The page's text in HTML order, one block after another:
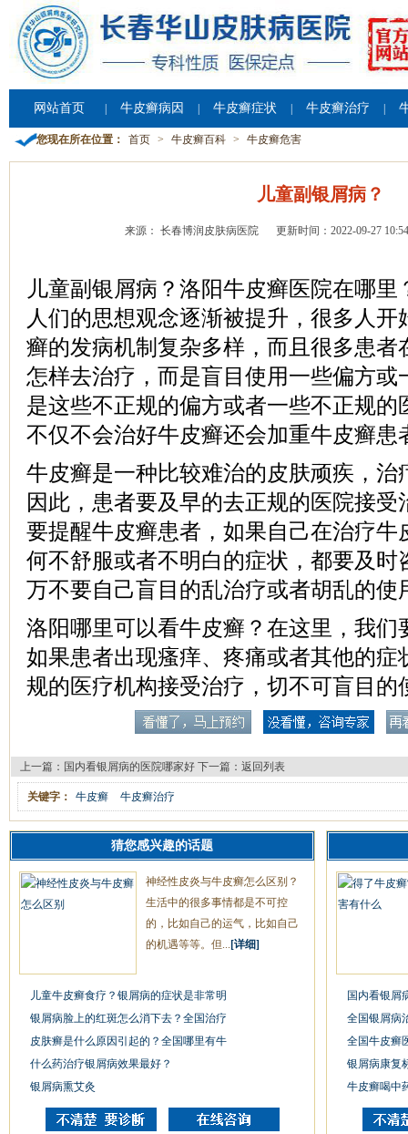
网站首页 牛皮癣病因 牛皮癣症状 牛皮癣治疗
您现在所在位置： 首页 > 牛皮癣百科 > 牛皮癣危害
儿童副银屑病？
来源： 长春博润皮肤病医院 更新时间：2022-09-27
儿童副银屑病？洛阳牛皮癣医院在哪
人们的思想观念逐渐被提升，很多人
癣的发病机制复杂多样，而且很多患者
怎样去治疗，而是盲目使用一些偏方或
是这些不正规的偏方或者一些不正规的
不仅不会治好牛皮癣还会加重牛皮癣患
牛皮癣是一种比较难治的皮肤顽疾，治
因此，患者要及早的去正规的医院接受
要提醒牛皮癣患者，如果自己在治疗牛
何不舒服或者不明白的症状，都要及时
万不要自己盲目的乱治疗或者胡乱的使
洛阳哪里可以看牛皮癣？在这里，我们
如果患者出现瘙痒、疼痛或者其他的症
规的医疗机构接受治疗，切不可盲目的
上一篇： 国内看银屑病的医院哪家好 下一篇： 返回列表
关键字： 牛皮癣 牛皮癣治疗
猜您感兴趣的话题
神经性皮炎与牛皮癣怎么区别？
生活中的很多事情都是不可控
的，比如自己的运气，比如自己
的机遇等等。但... [详细]
儿童牛皮癣食疗？银屑病的症状是非常明
银屑病脸上的红斑怎么消下去？全国治疗
皮肤癣是什么原因引起的？全国哪里有牛
什么药治疗银屑病效果最好？
银屑病熏艾灸
国内看银屑
全国银屑病
全国牛皮癣
银屑病康复
牛皮癣喝中